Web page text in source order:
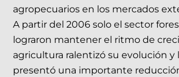
agropecuarios en los mercados
A partir del 2006 solo el sector
lograron mantener el ritmo de
agricultura ralentizó su evolución y
presentó una importante